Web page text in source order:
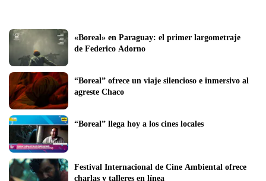
«Boreal» en Paraguay: el primer largometraje
“Boreal” ofrece un viaje silencioso e inmersivo al
agreste Chaco
“Boreal” llega hoy a los cines locales
Festival Internacional de Cine Ambiental ofrece
charlas y talleres en línea